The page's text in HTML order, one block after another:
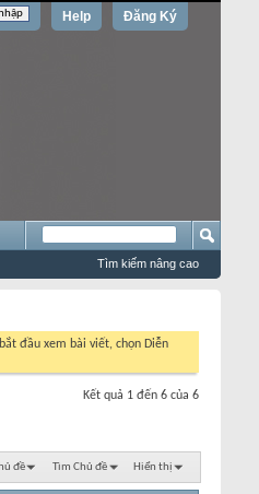
Đăng Ký
Help
Tìm kiếm nâng cao
đầu xem bài viết, chọn Diễn
Kết quả 1 đến 6 của 6
đề Tìm Chủ đề Hiển thị